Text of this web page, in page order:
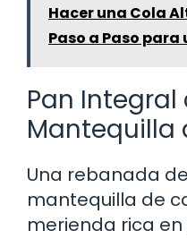
Hacer una Cola
Paso a Paso
Pan Integral
Mantequilla
Una rebanada
mantequilla de
merienda rica